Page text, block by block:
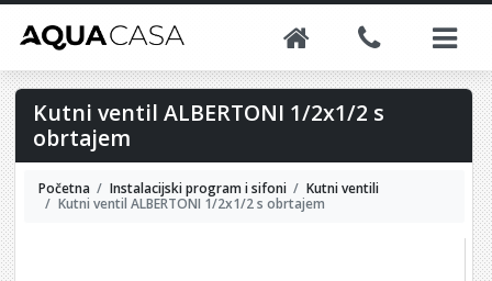
Kutni ventil ALBERTONI 1/2x1/2 s
obrtajem
Početna Instalacijski program i sifoni
Kutni ventili
Kutni ventil ALBERTONI 1/2x1/2 s obrtajem